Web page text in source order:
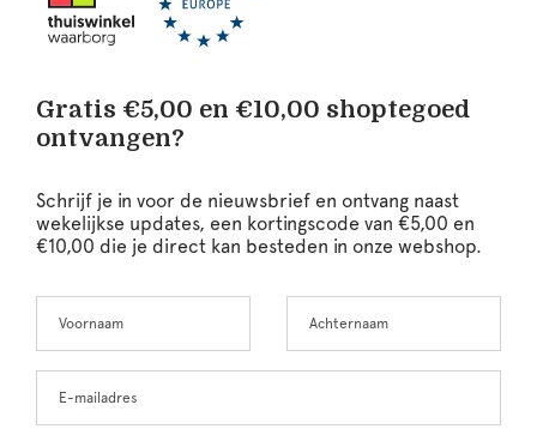
Gratis €5,00 en €10,00 shoptegoed
ontvangen?
Schrijf je in voor de nieuwsbrief en ontvang naast
wekelijkse updates, een kortingscode van €5,00 en
€10,00 die je direct kan besteden in onze webshop.
this